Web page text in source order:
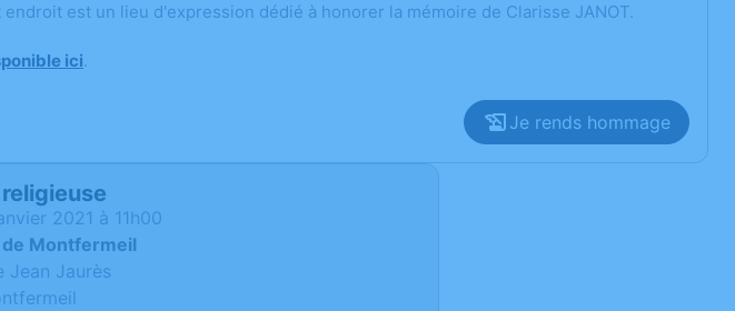
est un lieu d'expression dédié à honorer la mémoire de Clarisse JANOT.
ici.
Je rends hommage
2021 à 11h00
Montfermeil
Jean Jaurès